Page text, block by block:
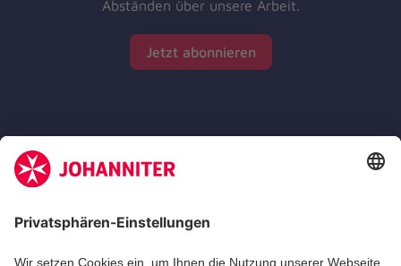
Abständen über unsere Arbeit.
Jetzt abonnieren